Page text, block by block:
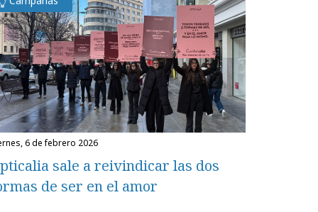
6 de febrero 2026
sale a reivindicar las dos
de ser en el amor